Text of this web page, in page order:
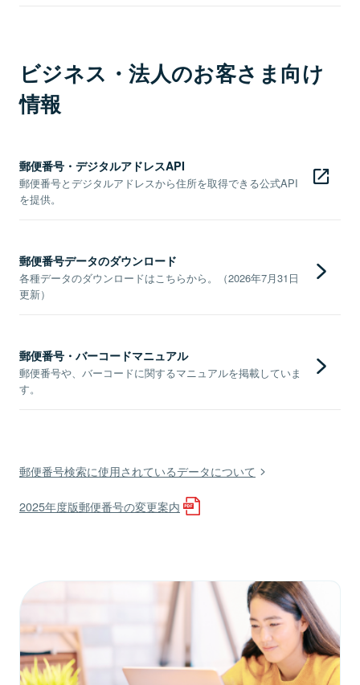
ビジネス・法人のお客さま向け
情報
郵便番号・デジタルアドレスAPI
郵便番号とデジタルアドレスから住所を取得できる公式API
を提供。
郵便番号データのダウンロード
各種データのダウンロードはこちらから。（2026年7月31日
更新）
郵便番号・バーコードマニュアル
郵便番号や、バーコードに関するマニュアルを掲載していま
す。
郵便番号検索に使用されているデータについて
2025年度版郵便番号の変更案内